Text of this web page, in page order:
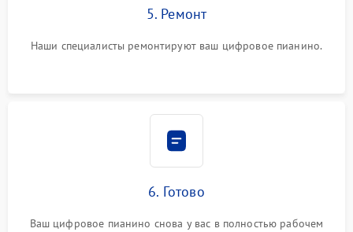
5. Ремонт
Наши специалисты ремонтируют ваш цифровое пианино.
6. Готово
Ваш цифровое пианино снова у вас в полностью рабочем